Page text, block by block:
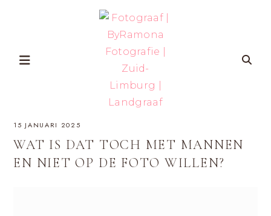
|
BYRAMONA
IN
ZUID-
LIMBURG
VOOR
15 JANUARI 2025
WAT IS DAT TOCH MET MANNEN
EN NIET OP DE FOTO WILLEN?